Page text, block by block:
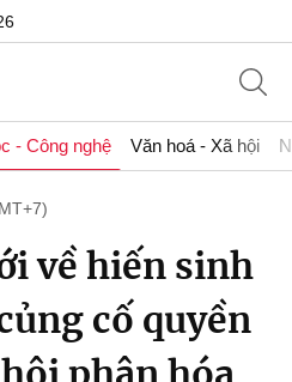
- Công nghệ Văn hoá - Xã hội
về hiến sinh
cố quyền